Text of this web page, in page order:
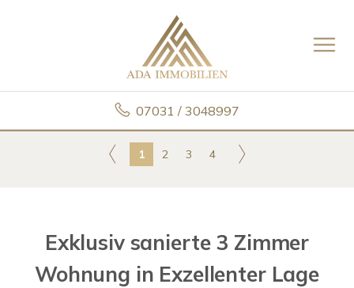
07031 / 3048997
1 2 3 4
Exklusiv sanierte 3 Zimmer
Wohnung in Exzellenter Lage